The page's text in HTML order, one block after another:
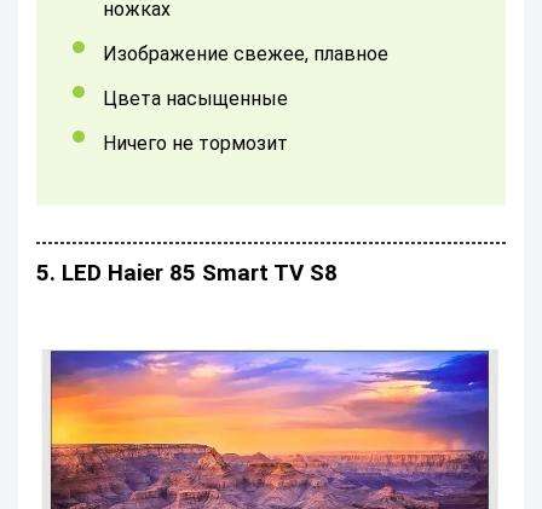
ножках
изображение свежее, плавное
цвета насыщенные
Ничего не тормозит
5. LED Haier 85 Smart TV S8